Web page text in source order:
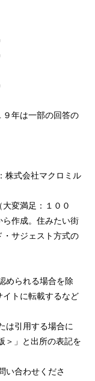
年は一部の回答の
株式会社マクロミル
変満足：１００
作成。住みたい街
・サジェスト方式の
められる場合を除
イトに転載するなど
は引用する場合に
＞」と出所の表記を
い合わせくださ